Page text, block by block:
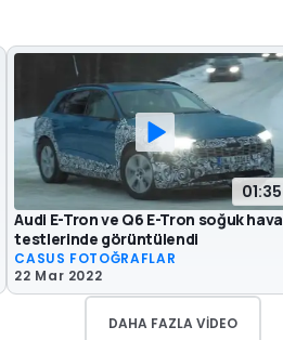
01:35
Audi E-Tron ve Q6 E-Tron soğuk hava
testlerinde görüntülendi
CASUS FOTOĞRAFLAR
22 Mar 2022
DAHA FAZLA VIDEO